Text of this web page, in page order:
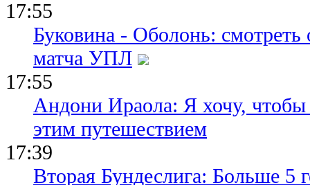
17:55
Буковина - Оболонь:
матча УПЛ
17:55
Андони Ираола: Я хочу, чтобы
этим путешествием
17:39
Вторая Бундеслига: Больше 5